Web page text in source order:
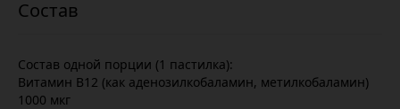
Состав одной порции (1 пастилка):
Витамин B12 (как аденозилкобаламин, метилкобаламин)
1000 мкг